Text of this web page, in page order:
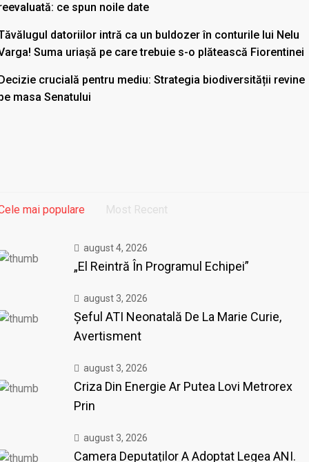
ce spun noile date
datoriilor intră ca un buldozer în conturile lui Nelu
Suma uriașă pe care trebuie s-o plătească Fiorentinei
crucială pentru mediu: Strategia biodiversității revine
masa Senatului
mai populare Most Recent
august 4, 2026
„El Reintră În Programul Echipei”
august 3, 2026
Șeful ATI Neonatală De La Marie Curie,
Avertisment
august 3, 2026
Criza Din Energie Ar Putea Lovi Metrorex
Prin
august 3, 2026
Camera Deputaților A Adoptat Legea ANI.